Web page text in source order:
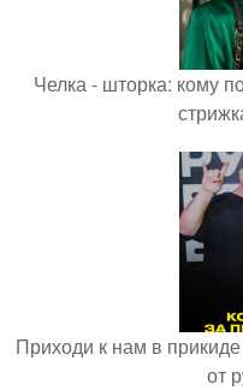
Челка - шторка: кому
Приходи к нам в
от